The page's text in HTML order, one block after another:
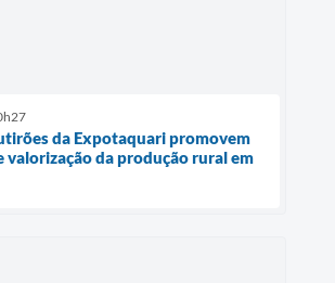
da Expotaquari promovem
valorização da produção rural em